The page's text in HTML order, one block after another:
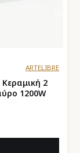
ARTELIBRE
2
1200W